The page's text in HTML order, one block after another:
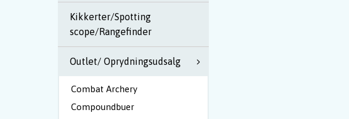
Kikkerter/Spotting
scope/Rangefinder
Outlet/ Oprydningsudsalg
Combat Archery
Compoundbuer